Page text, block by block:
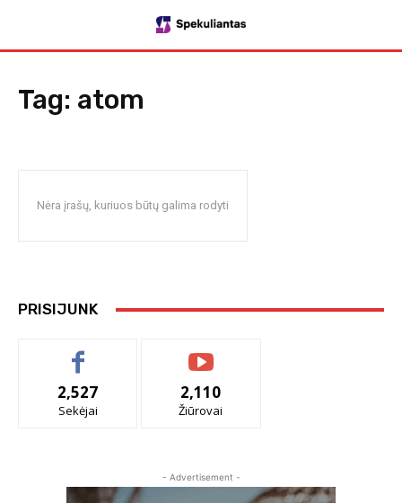
Tag: atom
Nėra įrašų, kuriuos būtų galima rodyti
PRISIJUNK
2,527
Sekėjai
2,110
Žiūrovai
- Advertisement -